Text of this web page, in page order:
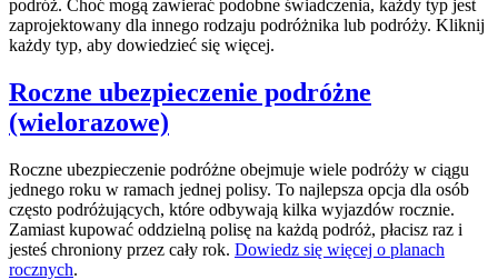
podróż. Choć mogą zawierać podobne świadczenia, każdy typ jest
zaprojektowany dla innego rodzaju podróżnika lub podróży. Kliknij
każdy typ, aby dowiedzieć się więcej.
Roczne ubezpieczenie podróżne
(wielorazowe)
Roczne ubezpieczenie podróżne obejmuje wiele podróży w ciągu
jednego roku w ramach jednej polisy. To najlepsza opcja dla osób
często podróżujących, które odbywają kilka wyjazdów rocznie.
Zamiast kupować oddzielną polisę na każdą podróż, płacisz raz i
jesteś chroniony przez cały rok. Dowiedz się więcej o planach
rocznych.